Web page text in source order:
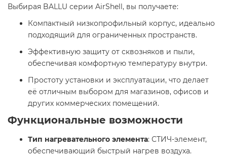
Выбирая BALLU серии AirShell, вы получаете:​
Компактный низкопрофильный корпус, идеально
подходящий для ограниченных пространств.
Эффективную защиту от сквозняков и пыли,
обеспечивая комфортную температуру внутри.
Простоту установки и эксплуатации, что делает
её отличным выбором для магазинов, офисов и
других коммерческих помещений.​
Функциональные возможности
Тип нагревательного элемента: СТИЧ-элемент,
обеспечивающий быстрый нагрев воздуха.